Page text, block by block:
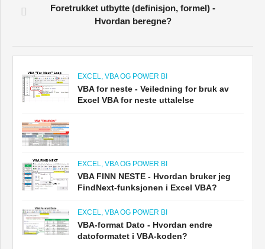
Foretrukket utbytte (definisjon, formel) -
Hvordan beregne?
EXCEL, VBA OG POWER BI
VBA for neste - Veiledning for bruk av
Excel VBA for neste uttalelse
EXCEL, VBA OG POWER BI
VBA FINN NESTE - Hvordan bruker jeg
FindNext-funksjonen i Excel VBA?
EXCEL, VBA OG POWER BI
VBA-format Dato - Hvordan endre
datoformatet i VBA-koden?